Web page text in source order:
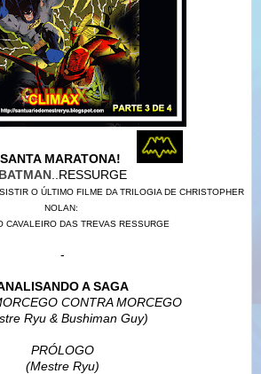
SANTA MARATONA!
BATMAN..RESSURGE
O ÚLTIMO FILME DA TRILOGIA DE CHRISTOPHER
NOLAN:
CAVALEIRO DAS TREVAS RESSURGE
-
A SAGA
CONTRA MORCEGO
Ryu & Bushiman Guy)
PRÓLOGO
(Mestre Ryu)